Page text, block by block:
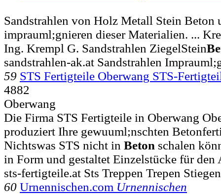
Sandstrahlen von Holz Metall Stein Beton
imprauml;gnieren dieser Materialien. ...
Ing. Krempl G. Sandstrahlen ZiegelStein
sandstrahlen-ak.at Sandstrahlen
59 STS Fertigteile Oberwang STS-
4882
Oberwang
Die Firma STS Fertigteile in Oberwang
produziert Ihre gewuuml;nschten
Nichtswas STS nicht in Beton schalen
in Form und gestaltet Einzelstücke für den
sts-fertigteile.at Sts Treppen Trepen Stiegen
60 Urnennischen.com Urnennischen